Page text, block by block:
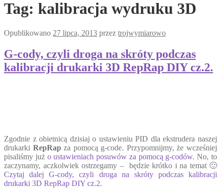
Tag: kalibracja wydruku 3D
Opublikowano 27 lipca, 2013 przez trojwymiarowo
G-cody, czyli droga na skróty podczas
kalibracji drukarki 3D RepRap DIY cz.2.
Zgodnie z obietnicą dzisiaj o ustawieniu PID dla ekstrudera naszej
drukarki RepRapza pomocą g-code. Przypomnijmy, że wcześniej
pisaliśmy już o ustawieniach posuwów za pomocą g-codów. No, to
zaczynamy, aczkolwiek ostrzegamy – będzie krótko i na temat 🙂
Czytaj dalejG-cody, czyli droga na skróty podczas kalibracji
drukarki 3D RepRap DIY cz.2.